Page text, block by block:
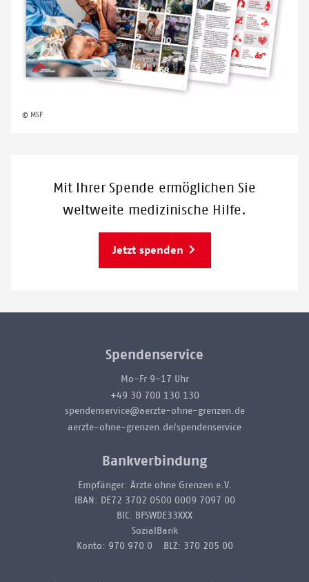
© MSF
Mit Ihrer Spende ermöglichen Sie
weltweite medizinische Hilfe.
Jetzt spenden
Spendenservice
Mo-Fr 9-17 Uhr
+49 30 700 130 130
spendenservice@aerzte-ohne-grenzen.de
aerzte-ohne-grenzen.de/spendenservice
Bankverbindung
Empfänger: Ärzte ohne Grenzen e.V.
IBAN: DE72 3702 0500 0009 7097 00
BIC: BFSWDE33XXX
SozialBank
Konto: 970 970 0 BLZ: 370 205 00